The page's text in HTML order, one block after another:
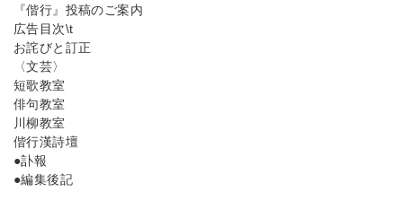
『偕行』投稿のご案内
広告目次\t
お詫びと訂正
〈文芸〉
短歌教室
俳句教室
川柳教室
偕行漢詩壇
●訃報
●編集後記